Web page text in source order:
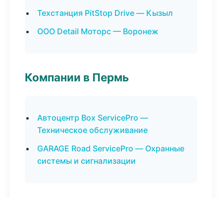
Техстанция PitStop Drive — Кызыл
ООО Detail Моторс — Воронеж
Компании в Пермь
Автоцентр Box ServicePro —
Техническое обслуживание
GARAGE Road ServicePro — Охранные
системы и сигнализации